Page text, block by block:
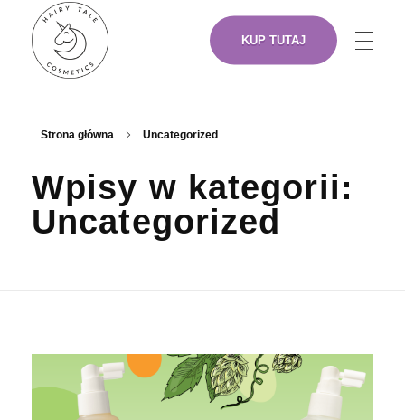
Hairy Tale Cosmetics
KUP TUTAJ
O NAS
Strona główna Uncategorized
Wpisy w kategorii:
Uncategorized